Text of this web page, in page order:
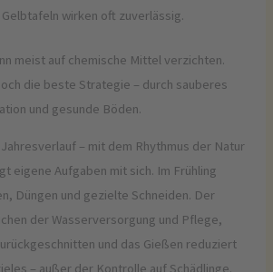
wirken oft zuverlässig.
meist auf chemische Mittel verzichten.
die beste Strategie – durch sauberes
und gesunde Böden.
– mit dem Rhythmus der Natur
eigene Aufgaben mit sich. Im Frühling
Düngen und gezielte Schneiden. Der
der Wasserversorgung und Pflege,
und das Gießen reduziert
– außer der Kontrolle auf Schädlinge.